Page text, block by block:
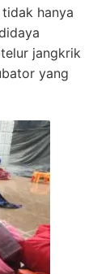
hanya
jangkrik
yang